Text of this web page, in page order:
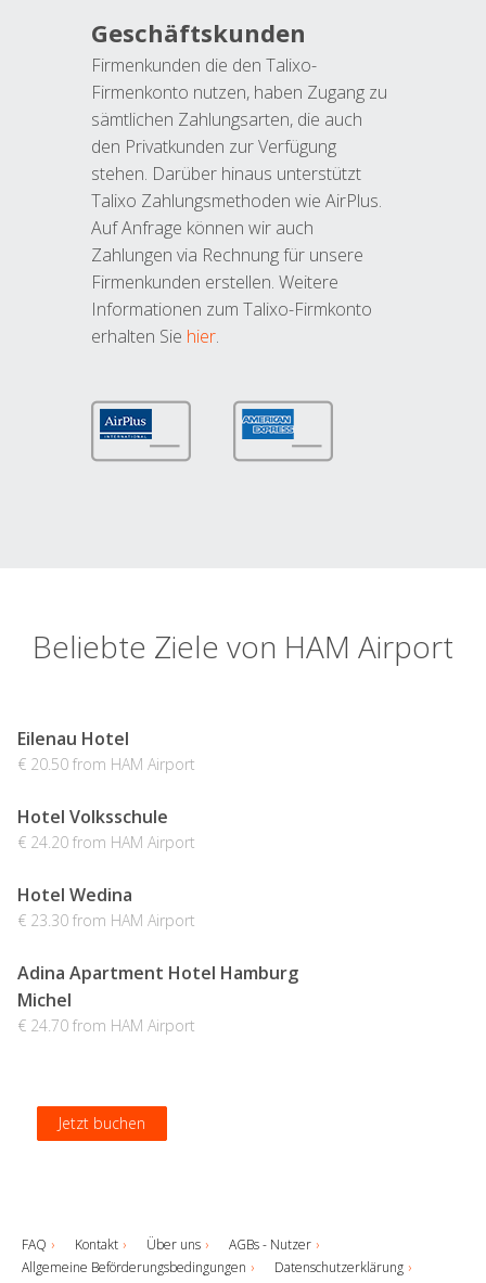
Geschäftskunden
Firmenkunden die den Talixo-
Firmenkonto nutzen, haben Zugang zu
sämtlichen Zahlungsarten, die auch
den Privatkunden zur Verfügung
stehen. Darüber hinaus unterstützt
Talixo Zahlungsmethoden wie AirPlus.
Auf Anfrage können wir auch
Zahlungen via Rechnung für unsere
Firmenkunden erstellen. Weitere
Informationen zum Talixo-Firmkonto
erhalten Sie hier.
Beliebte Ziele von HAM Airport
Eilenau Hotel
€ 20.50 from HAM Airport
Jetzt buchen
Hotel Volksschule
€ 24.20 from HAM Airport
Jetzt buchen
Hotel Wedina
€ 23.30 from HAM Airport
Jetzt buchen
Adina Apartment Hotel Hamburg
Michel
€ 24.70 from HAM Airport
Jetzt buchen
FAQ Kontakt Über uns
AGBs - Nutzer
Allgemeine Beförderungsbedingungen
Datenschutzerklärung